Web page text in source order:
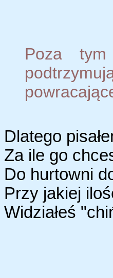
Poza
Dlatego
Za ile go
Do hurtowni
Przy jakiej
Widziałeś